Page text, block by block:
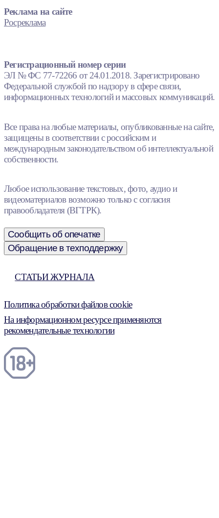
Реклама на сайте
Росреклама
Регистрационный номер серии
ЭЛ № ФС 77-72266 от 24.01.2018. Зарегистрировано
Федеральной службой по надзору в сфере связи,
информационных технологий и массовых коммуникаций.
Все права на любые материалы, опубликованные на сайте,
защищены в соответствии с российским и
международным законодательством об интеллектуальной
собственности.
Любое использование текстовых, фото, аудио и
видеоматериалов возможно только с согласия
правообладателя (ВГТРК).
Сообщить об опечатке
Обращение в техподдержку
СТАТЬИ ЖУРНАЛА
Политика обработки файлов cookie
На информационном ресурсе применяются
рекомендательные технологии